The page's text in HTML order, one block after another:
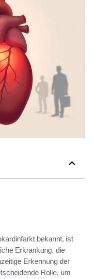
bekannt, ist
Erkrankung, die
Erkennung der
Rolle, um